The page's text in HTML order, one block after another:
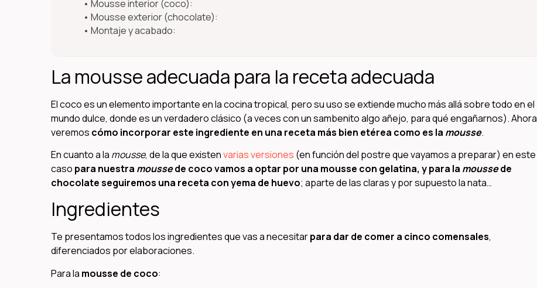
Mousse interior (coco):
Mousse exterior (chocolate):
Montaje y acabado:
La mousse adecuada para la receta adecuada
El coco es un elemento importante en la cocina tropical, pero su uso se extiende mucho más allá sobre todo en el
mundo dulce, donde es un verdadero clásico (a veces con un sambenito algo añejo, para qué engañarnos). Ahora
veremos cómo incorporar este ingrediente en una receta más bien etérea como es la mousse.
En cuanto a la mousse, de la que existenvarias versiones (en función del postre que vayamos a preparar) en este
caso para nuestra moussede coco vamos a optar por una mousse con gelatina, y para la moussede
chocolate seguiremos una receta con yema de huevo; aparte de las claras y por supuesto la nata…
Ingredientes
Te presentamos todos los ingredientes que vas a necesitarpara dar de comer a cinco comensales,
diferenciados por elaboraciones.
Para la mousse de coco: